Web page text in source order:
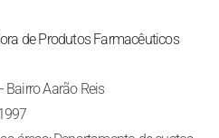
de Produtos Farmacêuticos
Bairro Aarão Reis